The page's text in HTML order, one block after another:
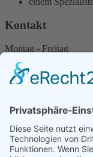
Kontakt
Montag - Freitag
Am Litzelbach 3
93083 Obertraubling /
+49 176 45787061
info@naturheilpraxis-
Start